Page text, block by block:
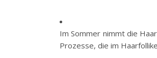
Im Sommer nimmt die
Prozesse, die im